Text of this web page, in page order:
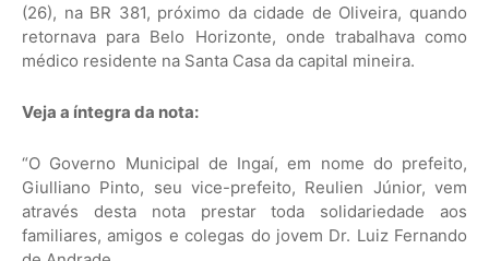
(26), na BR 381, próximo da cidade de Oliveira, quando
retornava para Belo Horizonte, onde trabalhava como
médico residente na Santa Casa da capital mineira.
Veja a íntegra da nota:
“O Governo Municipal de Ingaí, em nome do prefeito,
Giulliano Pinto, seu vice-prefeito, Reulien Júnior, vem
através desta nota prestar toda solidariedade aos
familiares, amigos e colegas do jovem Dr. Luiz Fernando